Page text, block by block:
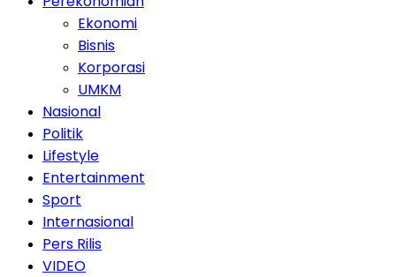
Ekonomi
Bisnis
Korporasi
UMKM
Nasional
Politik
Lifestyle
Entertainment
Sport
Internasional
Pers Rilis
VIDEO